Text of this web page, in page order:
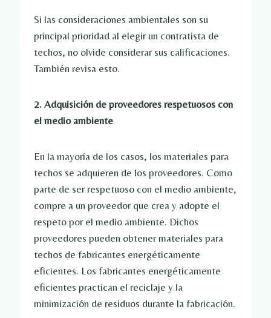
Si las consideraciones ambientales son su
principal prioridad al elegir un contratista de
techos, no olvide considerar sus calificaciones.
También revisa esto.
2. Adquisición de proveedores respetuosos con
el medio ambiente
En la mayoría de los casos, los materiales para
techos se adquieren de los proveedores. Como
parte de ser respetuoso con el medio ambiente,
compre a un proveedor que crea y adopte el
respeto por el medio ambiente. Dichos
proveedores pueden obtener materiales para
techos de fabricantes energéticamente
eficientes. Los fabricantes energéticamente
eficientes practican el reciclaje y la
minimización de residuos durante la fabricación.